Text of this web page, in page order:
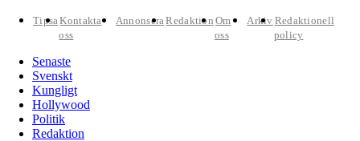
TipsaKontakta
oss
AnnonseraRedaktion Om
oss
Arkiv Redaktionell
policy
Senaste
Svenskt
Kungligt
Hollywood
Politik
Redaktion